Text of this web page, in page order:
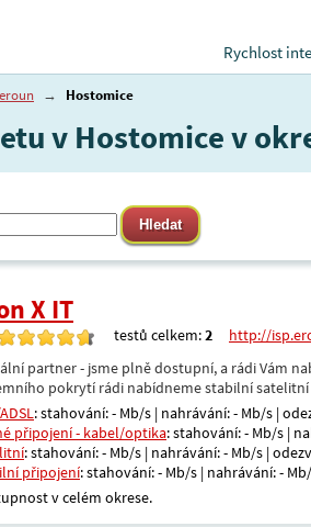
Rychlost
→ Hostomice
v Hostomice v
X IT
testů celkem:2
http://
partner - jsme plně dostupní, a rádi Vám
pokrytí rádi nabídneme stabilní
: stahování: - Mb/s | nahrávání: - Mb/s |
připojení - kabel/optika: stahování: - Mb/s |
: stahování: - Mb/s | nahrávání: - Mb/s |
připojení: stahování: - Mb/s | nahrávání: -
v celém okrese.